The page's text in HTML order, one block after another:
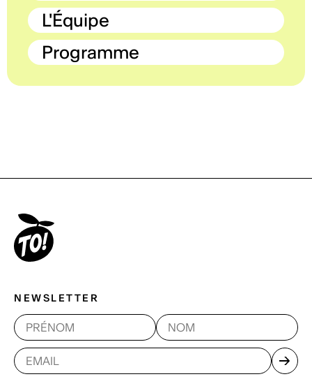
L'Équipe
Programme
NEWSLETTER